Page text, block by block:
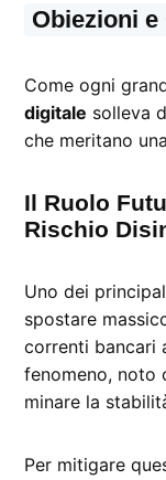
Obiezioni
Come ogni
digitale solleva
che meritano
Il Ruolo
Rischio
Uno dei
spostare
correnti bancari
fenomeno, noto
minare la
Per mitigare